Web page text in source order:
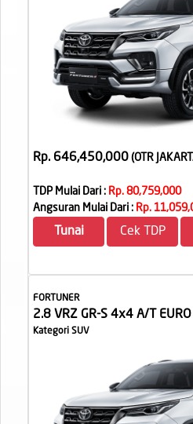
Rp. 646,450,000 (OTR
TDP Mulai Dari : Rp. 80,759,000
Angsuran Mulai Dari : Rp.
Tunai Cek TDP
FORTUNER
2.8 VRZ GR-S 4x4 A/T
Kategori SUV